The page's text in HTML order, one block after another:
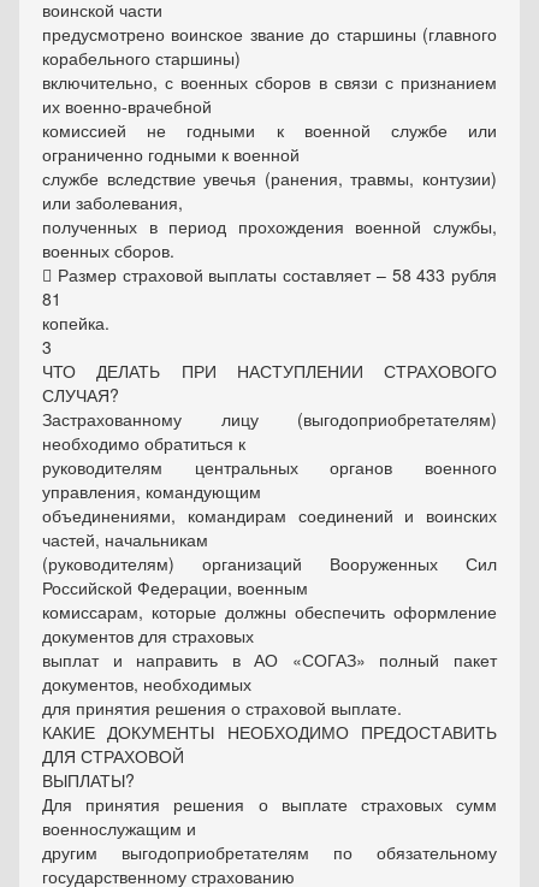
воинской части
предусмотрено воинское звание до старшины (главного
корабельного старшины)
включительно, с военных сборов в связи с признанием
их военно-врачебной
комиссией не годными к военной службе или
ограниченно годными к военной
службе вследствие увечья (ранения, травмы, контузии)
или заболевания,
полученных в период прохождения военной службы,
военных сборов.
 Размер страховой выплаты составляет – 58 433 рубля
81
копейка.
3
ЧТО ДЕЛАТЬ ПРИ НАСТУПЛЕНИИ СТРАХОВОГО
СЛУЧАЯ?
Застрахованному лицу (выгодоприобретателям)
необходимо обратиться к
руководителям центральных органов военного
управления, командующим
объединениями, командирам соединений и воинских
частей, начальникам
(руководителям) организаций Вооруженных Сил
Российской Федерации, военным
комиссарам, которые должны обеспечить оформление
документов для страховых
выплат и направить в АО «СОГАЗ» полный пакет
документов, необходимых
для принятия решения о страховой выплате.
КАКИЕ ДОКУМЕНТЫ НЕОБХОДИМО ПРЕДОСТАВИТЬ
ДЛЯ СТРАХОВОЙ
ВЫПЛАТЫ?
Для принятия решения о выплате страховых сумм
военнослужащим и
другим выгодоприобретателям по обязательному
государственному страхованию